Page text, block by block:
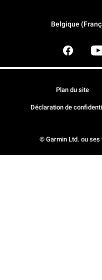
Belgique
© Garmin Ltd. ou
Plan du site
Déclaration de